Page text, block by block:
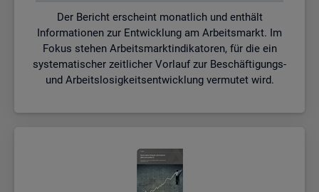
Der Bericht erscheint monatlich und enthält
Informationen zur Entwicklung am Arbeitsmarkt. Im
Fokus stehen Arbeitsmarktindikatoren, für die ein
systematischer zeitlicher Vorlauf zur Beschäftigungs-
und Arbeitslosigkeitsentwicklung vermutet wird.